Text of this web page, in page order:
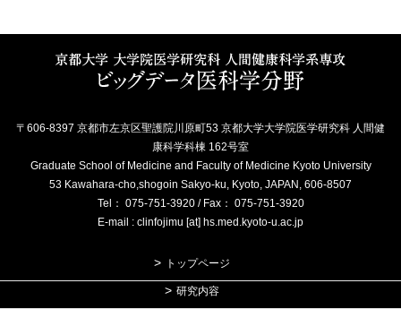
〒606-8397 京都市左京区聖護院川原町53 京都大学大学院医学研究科 人間健
康科学科棟 162号室
Graduate School of Medicine and Faculty of Medicine Kyoto University
53 Kawahara-cho,shogoin Sakyo-ku, Kyoto, JAPAN, 606-8507
Tel： 075-751-3920 / Fax： 075-751-3920
E-mail : clinfojimu [at] hs.med.kyoto-u.ac.jp
トップページ
研究内容